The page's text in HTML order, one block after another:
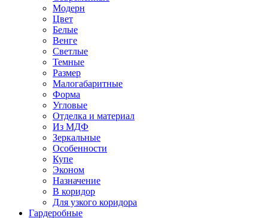
Модерн
Цвет
Белые
Венге
Светлые
Темные
Размер
Малогабаритные
Форма
Угловые
Отделка и материал
Из МДФ
Зеркальные
Особенности
Купе
Эконом
Назначение
В коридор
Для узкого коридора
Гардеробные